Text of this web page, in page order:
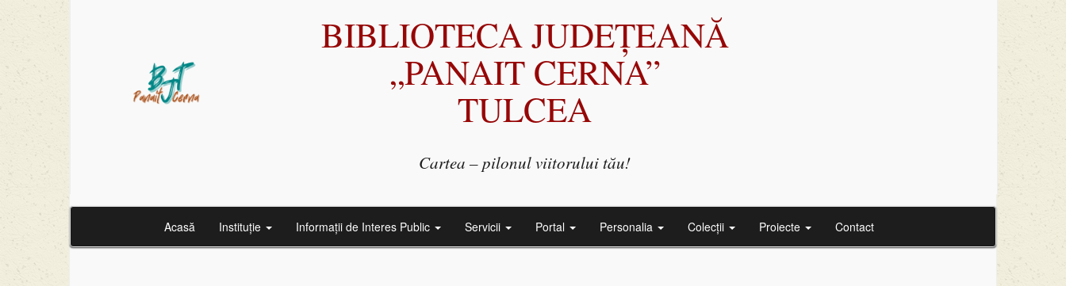
BIBLIOTECA JUDEȚEANĂ
„PANAIT CERNA”
TULCEA
Cartea – pilonul viitorului tău!
Acasă Instituție Informații de Interes Public Servicii Portal Personalia Colecții Proiecte Contact